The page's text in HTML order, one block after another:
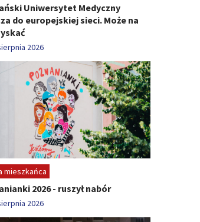
Uniwersytet Medyczny
do europejskiej sieci. Może na
2026
mieszkańca
2026 - ruszył nabór
2026